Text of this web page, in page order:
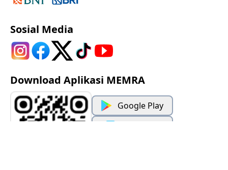
Sosial Media
Download Aplikasi MEMRA
Google Play